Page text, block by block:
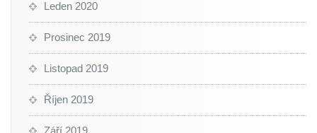
Leden 2020
Prosinec 2019
Listopad 2019
Říjen 2019
Září 2019